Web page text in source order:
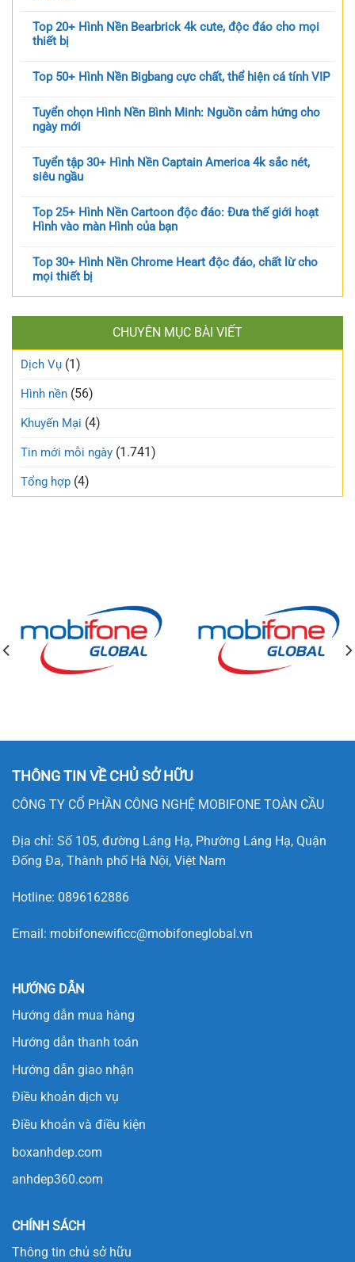
Top 20+ Hình Nền Bearbrick 4k cute, độc đáo cho mọi
thiết bị
Top 50+ Hình Nền Bigbang cực chất, thể hiện cá tính VIP
Tuyển chọn Hình Nền Bình Minh: Nguồn cảm hứng cho
ngày mới
Tuyển tập 30+ Hình Nền Captain America 4k sắc nét,
siêu ngầu
Top 25+ Hình Nền Cartoon độc đáo: Đưa thế giới hoạt
Hình vào màn Hình của bạn
Top 30+ Hình Nền Chrome Heart độc đáo, chất lừ cho
mọi thiết bị
CHUYÊN MỤC BÀI VIẾT
Dịch Vụ (1)
Hình nền (56)
Khuyến Mại (4)
Tin mới mỗi ngày (1.741)
Tổng hợp (4)
THÔNG TIN VỀ CHỦ SỞ HỮU
CÔNG TY CỔ PHẦN CÔNG NGHỆ MOBIFONE TOÀN CẦU
Địa chỉ: Số 105, đường Láng Hạ, Phường Láng Hạ, Quận
Đống Đa, Thành phố Hà Nội, Việt Nam
Hotline: 0896162886
Email: mobifonewificc@mobifoneglobal.vn
HƯỚNG DẪN
Hướng dẫn mua hàng
Hướng dẫn thanh toán
Hướng dẫn giao nhận
Điều khoản dịch vụ
Điều khoản và điều kiện
boxanhdep.com
anhdep360.com
CHÍNH SÁCH
Thông tin chủ sở hữu